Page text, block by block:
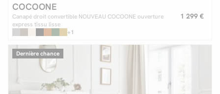
COCOONE
Canapé droit convertible NOUVEAU COCOONE ouverture
express tissu lisse
1 299 €
+1
Dernière chance